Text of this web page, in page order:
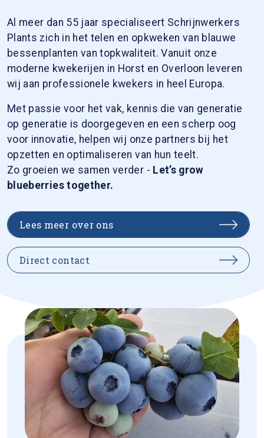
Al meer dan 55 jaar specialiseert Schrijnwerkers
Plants zich in het telen en opkweken van blauwe
bessenplanten van topkwaliteit. Vanuit onze
moderne kwekerijen in Horst en Overloon leveren
wij aan professionele kwekers in heel Europa.
Met passie voor het vak, kennis die van generatie
op generatie is doorgegeven en een scherp oog
voor innovatie, helpen wij onze partners bij het
opzetten en optimaliseren van hun teelt.
Zo groeien we samen verder - Let’s grow
blueberries together.
Lees meer over ons
Direct contact